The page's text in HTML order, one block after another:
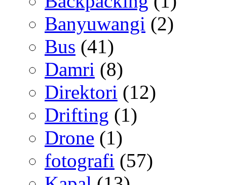
Banyuwangi (2)
Bus (41)
Damri (8)
Direktori (12)
Drifting (1)
Drone (1)
fotografi (57)